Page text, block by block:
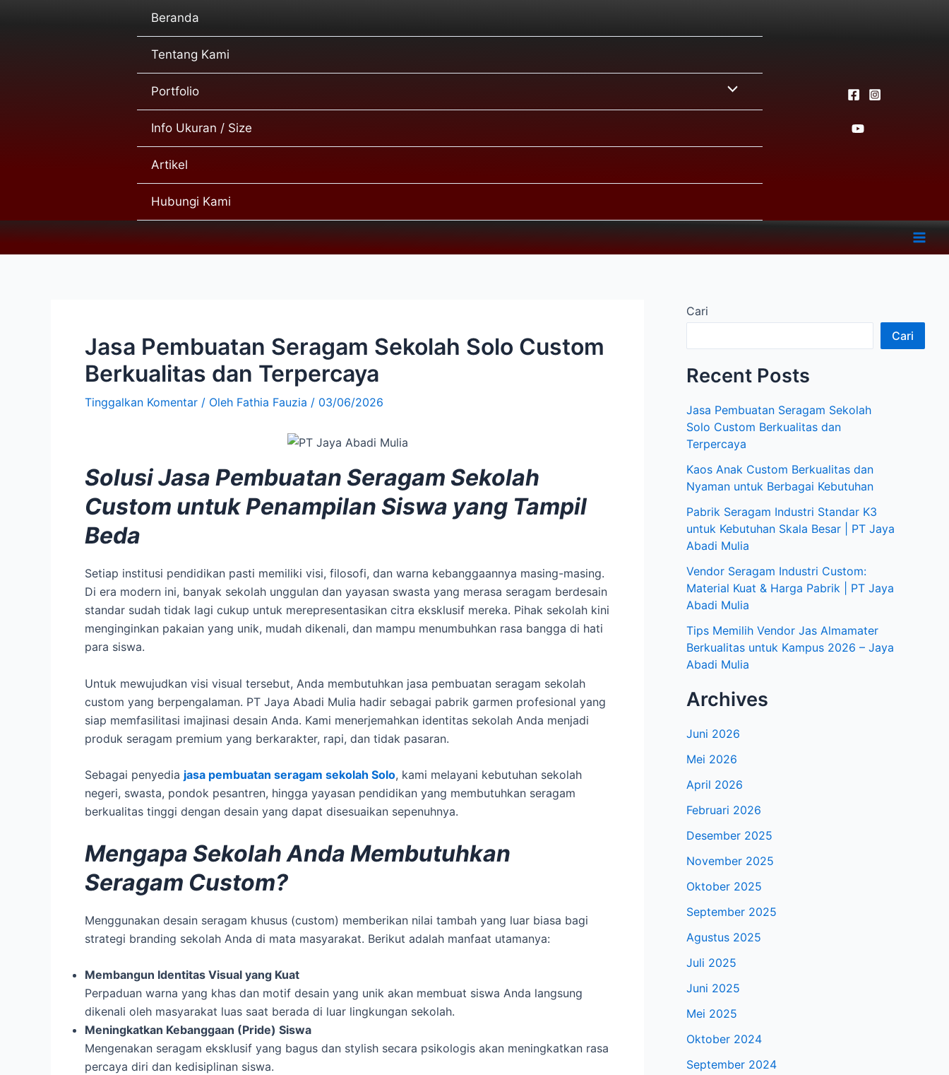
Beranda
Tentang Kami
Portfolio Menu
Info Ukuran / Size
Artikel
Hubungi Kami
Jasa Pembuatan Seragam Sekolah Solo Custom
Berkualitas dan Terpercaya
Tinggalkan Komentar / Oleh Fathia Fauzia / 03/06/2026
Solusi Jasa Pembuatan Seragam Sekolah
Custom untuk Penampilan Siswa yang Tampil
Beda
Setiap institusi pendidikan pasti memiliki visi, filosofi, dan warna kebanggaannya masing-masing.
Di era modern ini, banyak sekolah unggulan dan yayasan swasta yang merasa seragam berdesain
standar sudah tidak lagi cukup untuk merepresentasikan citra eksklusif mereka. Pihak sekolah kini
menginginkan pakaian yang unik, mudah dikenali, dan mampu menumbuhkan rasa bangga di hati
para siswa.
Untuk mewujudkan visi visual tersebut, Anda membutuhkan jasa pembuatan seragam sekolah
custom yang berpengalaman. PT Jaya Abadi Mulia hadir sebagai pabrik garmen profesional yang
siap memfasilitasi imajinasi desain Anda. Kami menerjemahkan identitas sekolah Anda menjadi
produk seragam premium yang berkarakter, rapi, dan tidak pasaran.
Sebagai penyedia jasa pembuatan seragam sekolah Solo, kami melayani kebutuhan sekolah
negeri, swasta, pondok pesantren, hingga yayasan pendidikan yang membutuhkan seragam
berkualitas tinggi dengan desain yang dapat disesuaikan sepenuhnya.
Mengapa Sekolah Anda Membutuhkan
Seragam Custom?
Menggunakan desain seragam khusus (custom) memberikan nilai tambah yang luar biasa bagi
strategi branding sekolah Anda di mata masyarakat. Berikut adalah manfaat utamanya:
Membangun Identitas Visual yang Kuat
Perpaduan warna yang khas dan motif desain yang unik akan membuat siswa Anda langsung
dikenali oleh masyarakat luas saat berada di luar lingkungan sekolah.
Meningkatkan Kebanggaan (Pride) Siswa
Mengenakan seragam eksklusif yang bagus dan stylish secara psikologis akan meningkatkan rasa
percaya diri dan kedisiplinan siswa.
Cari
Cari
Recent Posts
Jasa Pembuatan Seragam Sekolah
Solo Custom Berkualitas dan
Terpercaya
Kaos Anak Custom Berkualitas dan
Nyaman untuk Berbagai Kebutuhan
Pabrik Seragam Industri Standar K3
untuk Kebutuhan Skala Besar | PT Jaya
Abadi Mulia
Vendor Seragam Industri Custom:
Material Kuat & Harga Pabrik | PT Jaya
Abadi Mulia
Tips Memilih Vendor Jas Almamater
Berkualitas untuk Kampus 2026 – Jaya
Abadi Mulia
Archives
Juni 2026
Mei 2026
April 2026
Februari 2026
Desember 2025
November 2025
Oktober 2025
September 2025
Agustus 2025
Juli 2025
Juni 2025
Mei 2025
Oktober 2024
September 2024